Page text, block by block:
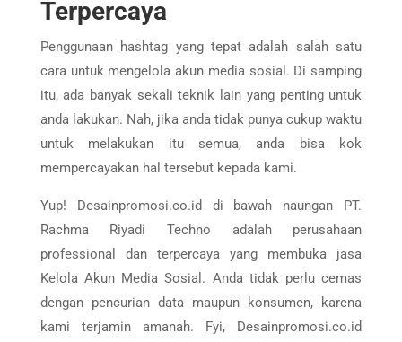
Terpercaya
Penggunaan hashtag yang tepat adalah salah satu
cara untuk mengelola akun media sosial. Di samping
itu, ada banyak sekali teknik lain yang penting untuk
anda lakukan. Nah, jika anda tidak punya cukup waktu
untuk melakukan itu semua, anda bisa kok
mempercayakan hal tersebut kepada kami.
Yup! Desainpromosi.co.id di bawah naungan PT.
Rachma Riyadi Techno adalah perusahaan
professional dan terpercaya yang membuka jasa
Kelola Akun Media Sosial. Anda tidak perlu cemas
dengan pencurian data maupun konsumen, karena
kami terjamin amanah. Fyi, Desainpromosi.co.id